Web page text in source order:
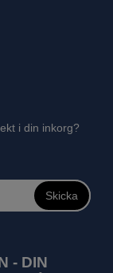
i din inkorg?
Skicka
- DIN